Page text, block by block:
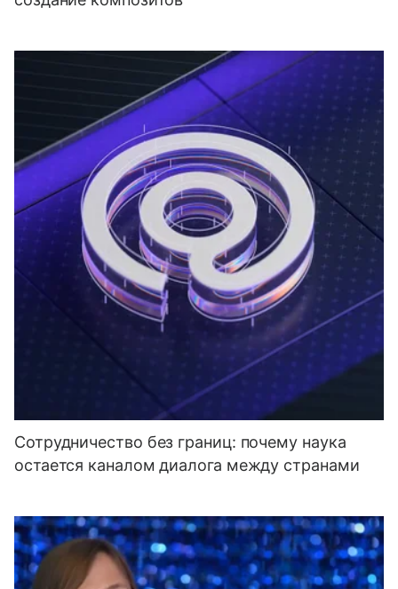
Сотрудничество без границ: почему наука
остается каналом диалога между странами